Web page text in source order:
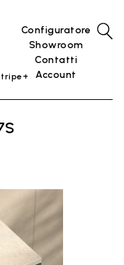
Configuratore
Showroom
Contatti
Account